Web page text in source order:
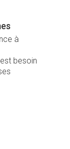
à
besoin